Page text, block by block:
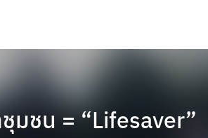
มชน = “Lifesaver”